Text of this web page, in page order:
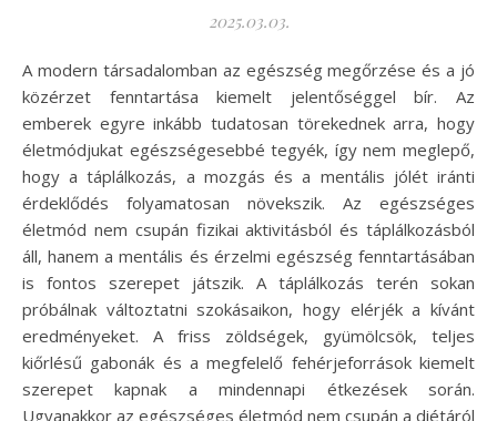
2025.03.03.
A modern társadalomban az egészség megőrzése és a jó
közérzet fenntartása kiemelt jelentőséggel bír. Az
emberek egyre inkább tudatosan törekednek arra, hogy
életmódjukat egészségesebbé tegyék, így nem meglepő,
hogy a táplálkozás, a mozgás és a mentális jólét iránti
érdeklődés folyamatosan növekszik. Az egészséges
életmód nem csupán fizikai aktivitásból és táplálkozásból
áll, hanem a mentális és érzelmi egészség fenntartásában
is fontos szerepet játszik. A táplálkozás terén sokan
próbálnak változtatni szokásaikon, hogy elérjék a kívánt
eredményeket. A friss zöldségek, gyümölcsök, teljes
kiőrlésű gabonák és a megfelelő fehérjeforrások kiemelt
szerepet kapnak a mindennapi étkezések során.
Ugyanakkor az egészséges életmód nem csupán a diétáról